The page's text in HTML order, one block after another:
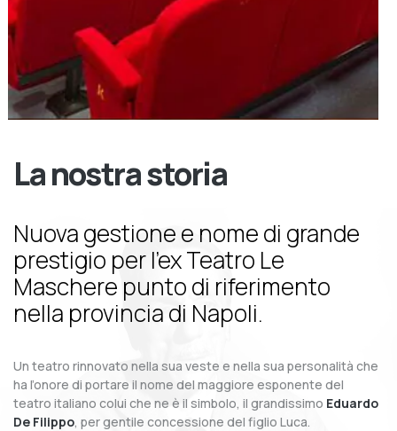
La nostra storia
Nuova gestione e nome di grande
prestigio per l’ex Teatro Le
Maschere punto di riferimento
nella provincia di Napoli.
Un teatro rinnovato nella sua veste e nella sua personalità che
ha l’onore di portare il nome del maggiore esponente del
teatro italiano colui che ne è il simbolo, il grandissimo Eduardo
De Filippo, per gentile concessione del figlio Luca.